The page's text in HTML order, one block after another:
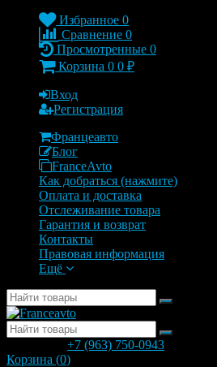
Избранное 0
Сравнение 0
Просмотренные 0
Корзина 0 0 ₽
Вход
Регистрация
Францеавто
Блог
FranceAvto
Как добраться (нажмите)
Оплата и доставка
Отслеживание товара
Гарантия и возврат
Контакты
Правовая информация
Ещё
+7 (963) 750-0943
Корзина (0)